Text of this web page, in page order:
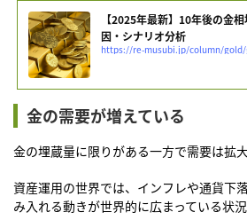
【2025年最新】10年後の金
因・シナリオ分析
https://re-musubi.jp/column/
金の需要が増えている
金の埋蔵量に限りがある一方で需要は拡
資産運用の世界では、インフレや通貨下
み入れる動きが世界的に広まっている状況